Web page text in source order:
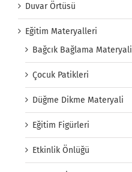
Duvar Örtüsü
Eğitim Materyalleri
Bağcık Bağlama Materyali
Çocuk Patikleri
Düğme Dikme Materyali
Eğitim Figürleri
Etkinlik Önlüğü